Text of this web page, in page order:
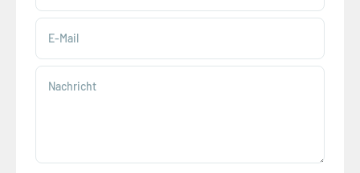
E-Mail
Nachricht